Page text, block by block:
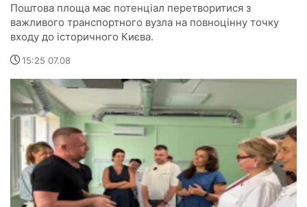
Поштова площа має потенціал перетворитися з
важливого транспортного вузла на повноцінну точку
входу до історичного Києва.
15:25 07.08